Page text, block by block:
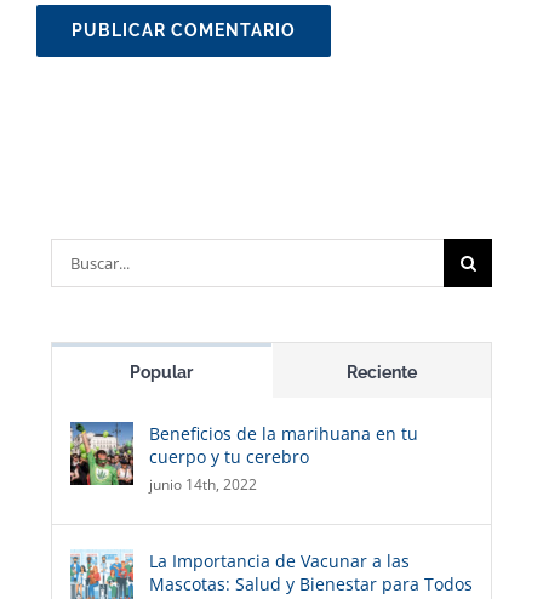
Buscar:
Popular Reciente
Beneficios de la marihuana en tu
cuerpo y tu cerebro
junio 14th, 2022
La Importancia de Vacunar a las
Mascotas: Salud y Bienestar para Todos